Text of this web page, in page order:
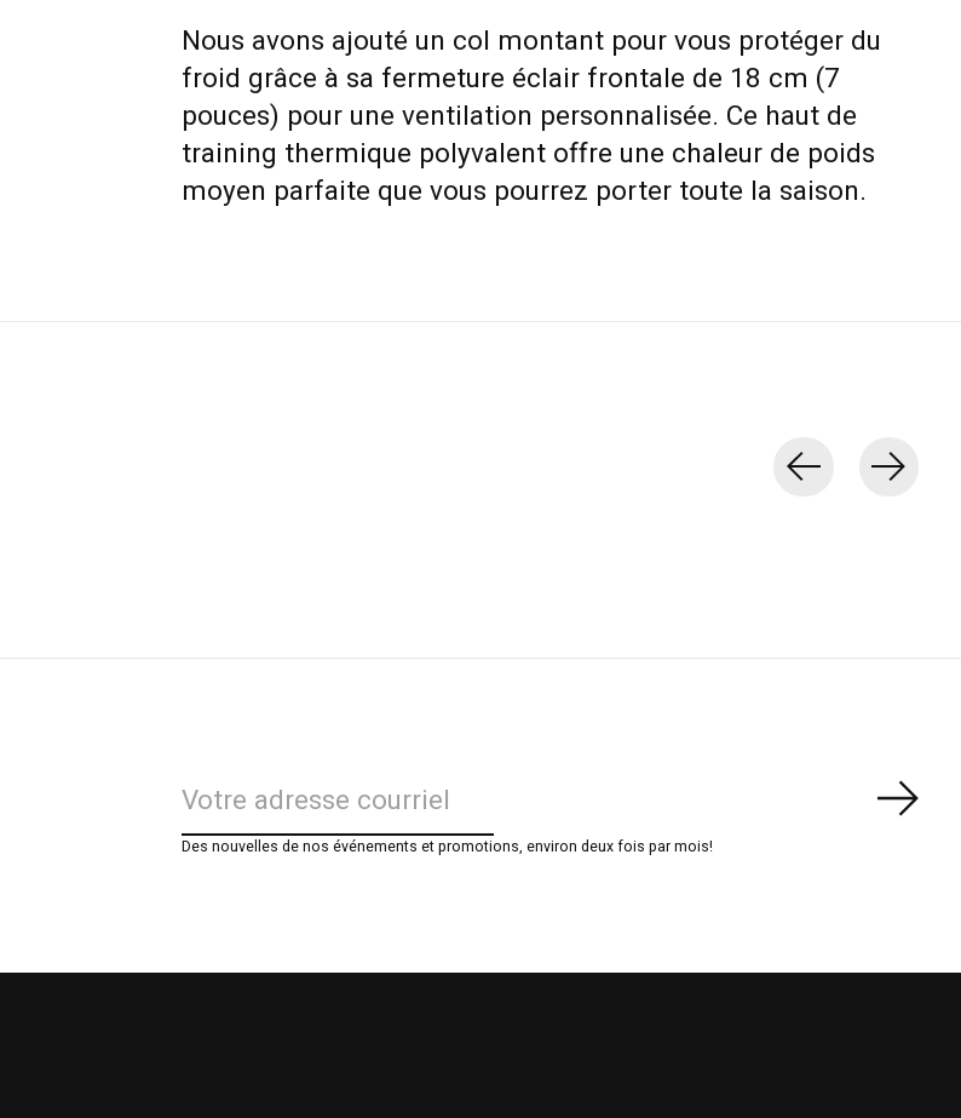
Nous avons ajouté un col montant pour vous protéger du
froid grâce à sa fermeture éclair frontale de 18 cm (7
pouces) pour une ventilation personnalisée. Ce haut de
training thermique polyvalent offre une chaleur de poids
moyen parfaite que vous pourrez porter toute la saison.
Des nouvelles de nos événements et promotions, environ deux fois par mois!